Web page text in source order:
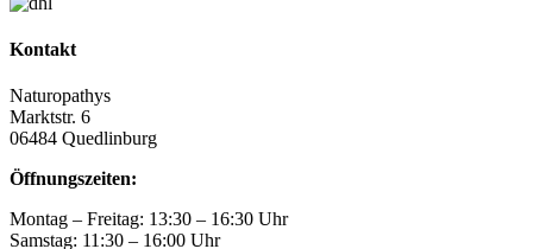
Kontakt
Naturopathys
Marktstr. 6
06484 Quedlinburg
Öffnungszeiten:
Montag – Freitag: 13:30 – 16:30 Uhr
Samstag: 11:30 – 16:00 Uhr